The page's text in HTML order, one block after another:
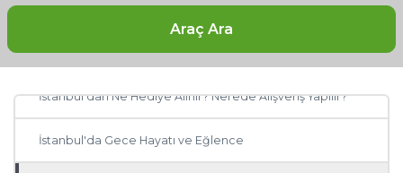
Araç Ara
İstanbul Otelleri: İstanbul'da Nerede Kalınır?
İstanbul'da Ne, Nerede Yenir?
İstanbul'dan Ne Hediye Alınır? Nerede Alışveriş Yapılır?
İstanbul'da Gece Hayatı ve Eğlence